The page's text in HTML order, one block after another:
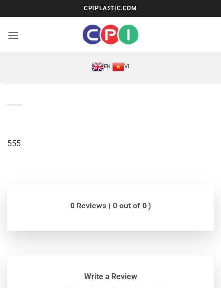
qua
nội
CPIPLASTIC.COM
EN VI
555
0 Reviews ( 0 out of 0 )
Write a Review